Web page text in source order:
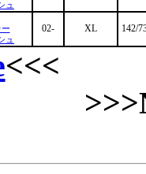
ュ
ュ
02- XL 142/